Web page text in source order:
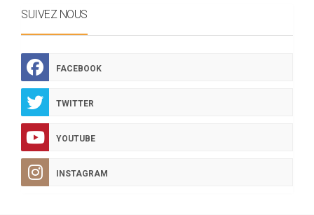
SUIVEZ NOUS
FACEBOOK
TWITTER
YOUTUBE
INSTAGRAM